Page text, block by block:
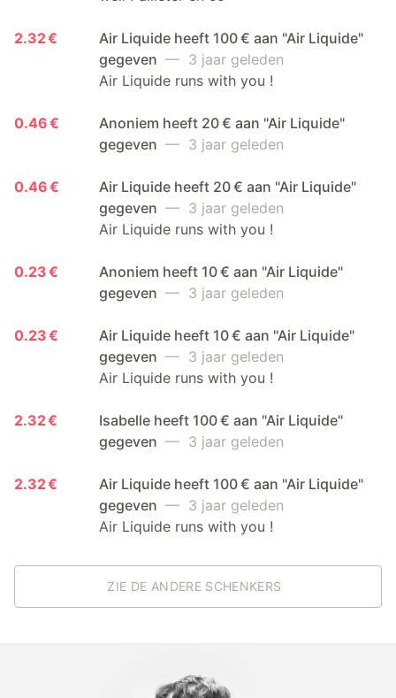
2.32 €
Air Liquide heeft 100 € aan "Air Liquide"
gegeven — 3 jaar geleden
Air Liquide runs with you !
0.46 €
Anoniem heeft 20 € aan "Air Liquide"
gegeven — 3 jaar geleden
0.46 €
Air Liquide heeft 20 € aan "Air Liquide"
gegeven — 3 jaar geleden
Air Liquide runs with you !
0.23 €
Anoniem heeft 10 € aan "Air Liquide"
gegeven — 3 jaar geleden
0.23 €
Air Liquide heeft 10 € aan "Air Liquide"
gegeven — 3 jaar geleden
Air Liquide runs with you !
2.32 €
Isabelle heeft 100 € aan "Air Liquide"
gegeven — 3 jaar geleden
2.32 €
Air Liquide heeft 100 € aan "Air Liquide"
gegeven — 3 jaar geleden
Air Liquide runs with you !
ZIE DE ANDERE SCHENKERS